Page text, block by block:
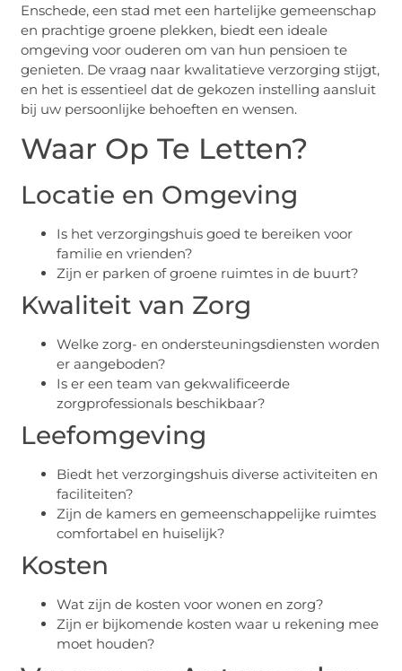
Enschede, een stad met een hartelijke gemeenschap
en prachtige groene plekken, biedt een ideale
omgeving voor ouderen om van hun pensioen te
genieten. De vraag naar kwalitatieve verzorging stijgt,
en het is essentieel dat de gekozen instelling aansluit
bij uw persoonlijke behoeften en wensen.
Waar Op Te Letten?
Locatie en Omgeving
Is het verzorgingshuis goed te bereiken voor
familie en vrienden?
Zijn er parken of groene ruimtes in de buurt?
Kwaliteit van Zorg
Welke zorg- en ondersteuningsdiensten worden
er aangeboden?
Is er een team van gekwalificeerde
zorgprofessionals beschikbaar?
Leefomgeving
Biedt het verzorgingshuis diverse activiteiten en
faciliteiten?
Zijn de kamers en gemeenschappelijke ruimtes
comfortabel en huiselijk?
Kosten
Wat zijn de kosten voor wonen en zorg?
Zijn er bijkomende kosten waar u rekening mee
moet houden?